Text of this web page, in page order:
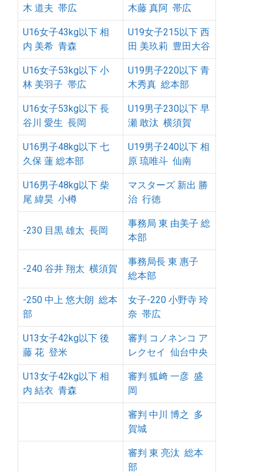
木 道夫 帯広
木藤 真阿 帯広
U16女子43kg以下 相
内 美希 青森
U19女子215以下 西
田 美玖莉 豊田大谷
U16女子53kg以下 小
林 美羽子 帯広
U19男子220以下 青
木秀真 総本部
U16女子53kg以下 長
谷川 愛生 長岡
U19男子230以下 早
瀬 敢汰 横須賀
U16男子48kg以下 七
久保 蓮 総本部
U19男子240以下 相
原 琉唯斗 仙南
U16男子48kg以下 柴
尾 緯昊 小樽
マスターズ 新出 勝
治 行徳
-230 目黒 雄太 長岡
事務局 東 由美子 総
本部
-240 谷井 翔太 横須賀
事務局長 東 惠子
総本部
-250 中上 悠大朗 総本
部
女子-220 小野寺 玲
奈 帯広
U13女子42kg以下 後
藤 花 登米
審判 コノネンコ ア
レクセイ 仙台中央
U13女子42kg以下 相
内 結衣 青森
審判 狐﨑 一彦 盛
岡
審判 中川 博之 多
賀城
審判 東 亮汰 総本
部